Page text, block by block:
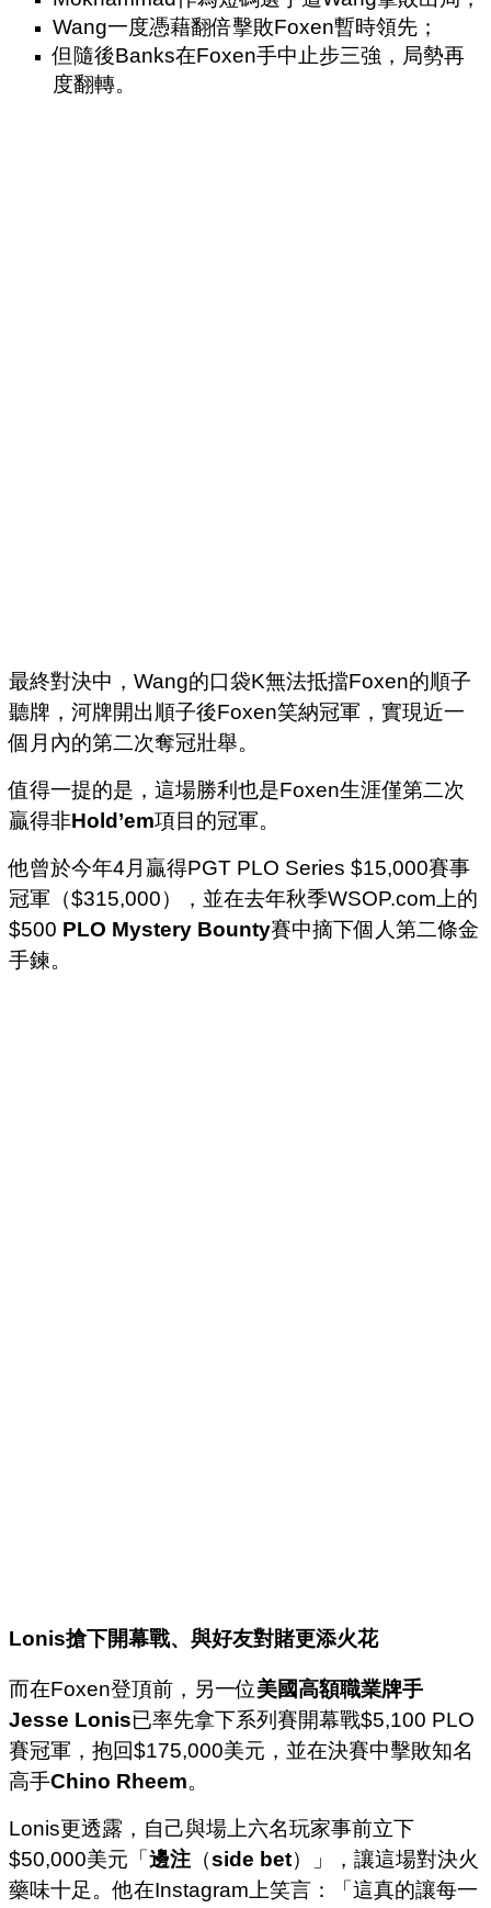
Wang一度憑藉翻倍擊敗Foxen暫時領先；
但隨後Banks在Foxen手中止步三強，局勢再
度翻轉。
最終對決中，Wang的口袋K無法抵擋Foxen的順子
聽牌，河牌開出順子後Foxen笑納冠軍，實現近一
個月內的第二次奪冠壯舉。
值得一提的是，這場勝利也是Foxen生涯僅第二次
贏得非Hold’em項目的冠軍。
他曾於今年4月贏得PGT PLO Series $15,000賽事
冠軍（$315,000），並在去年秋季WSOP.com上的
$500 PLO Mystery Bounty賽中摘下個人第二條金
手鍊。
Lonis搶下開幕戰、與好友對賭更添火花
而在Foxen登頂前，另一位美國高額職業牌手
Jesse Lonis已率先拿下系列賽開幕戰$5,100 PLO
賽冠軍，抱回$175,000美元，並在決賽中擊敗知名
高手Chino Rheem。
Lonis更透露，自己與場上六名玩家事前立下
$50,000美元「 邊注 （side bet）」，讓這場對決火
藥味十足。他在Instagram上笑言：「這真的讓每一